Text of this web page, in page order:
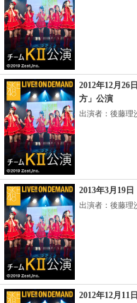
2012年12月26
方」公演
出演者：後藤理
2013年3月19
出演者：後藤理
2012年12月11